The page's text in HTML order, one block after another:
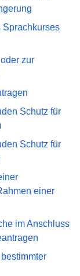
zur
Schutz für
Schutz für
einer
im Anschluss